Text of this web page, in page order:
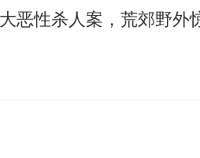
恶性杀人案，荒郊野外